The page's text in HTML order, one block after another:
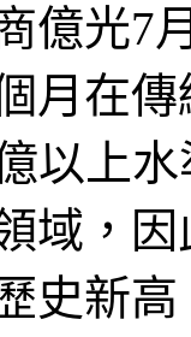
億光7
月在
以上
域，
史新